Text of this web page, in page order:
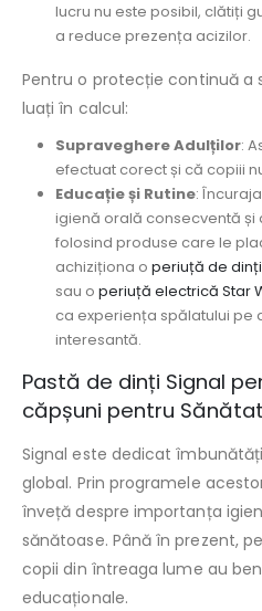
lucru nu este posibil, clătiți
a reduce prezența acizilor.
Pentru o protecție continuă a
luați în calcul:
Supraveghere Adulților:
efectuat corect și că copiii
Educație și Rutine:
igienă orală consecventă și
folosind produse care le
achiziționa o periuță de
sau o periuță electrică Star
ca experiența spălatului pe
interesantă.
Pastă de dinți Signal
căpșuni pentru
Signal este dedicat
global. Prin programele
înveță despre importanța
sănătoase. Până în prezent,
copii din întreaga lume au
educaționale.